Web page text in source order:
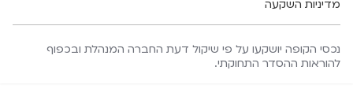
מדיניות השקעה
נכסי הקופה יושקעו על פי שיקול דעת החברה המנהלת ובכפוף
להוראות ההסדר התחוקתי.